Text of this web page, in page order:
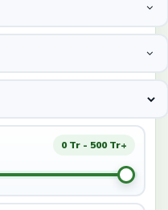
0 Tr - 500 Tr+